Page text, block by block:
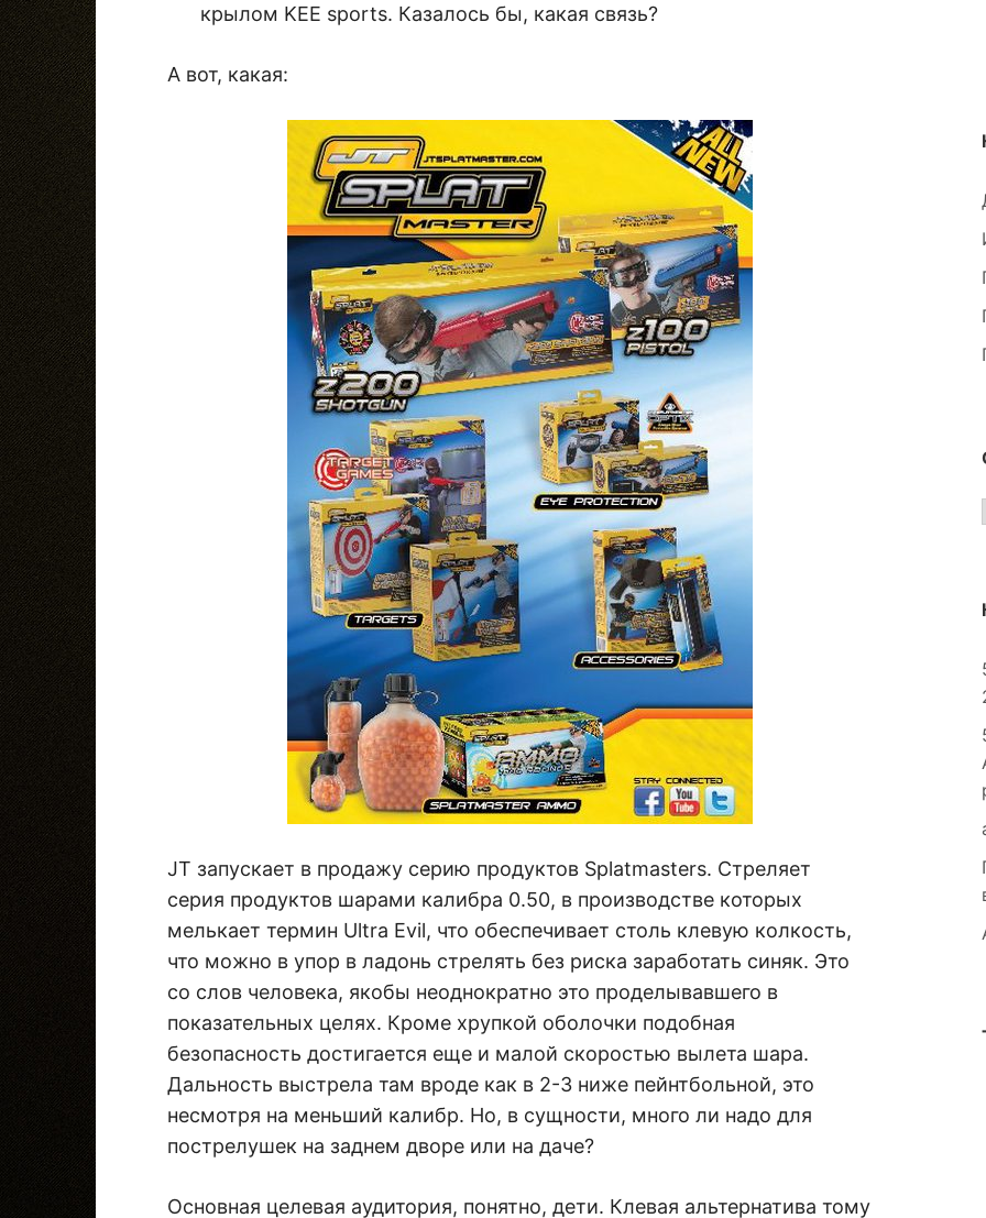
крылом KEE sports. Казалось бы, какая связь?
А вот, какая:
JT запускает в продажу серию продуктов Splatmasters. Стреляет
серия продуктов шарами калибра 0.50, в производстве которых
мелькает термин Ultra Evil, что обеспечивает столь клевую колкость,
что можно в упор в ладонь стрелять без риска заработать синяк. Это
со слов человека, якобы неоднократно это проделывавшего в
показательных целях. Кроме хрупкой оболочки подобная
безопасность достигается еще и малой скоростью вылета шара.
Дальность выстрела там вроде как в 2-3 ниже пейнтбольной, это
несмотря на меньший калибр. Но, в сущности, много ли надо для
пострелушек на заднем дворе или на даче?
Основная целевая аудитория, понятно, дети. Клевая альтернатива тому